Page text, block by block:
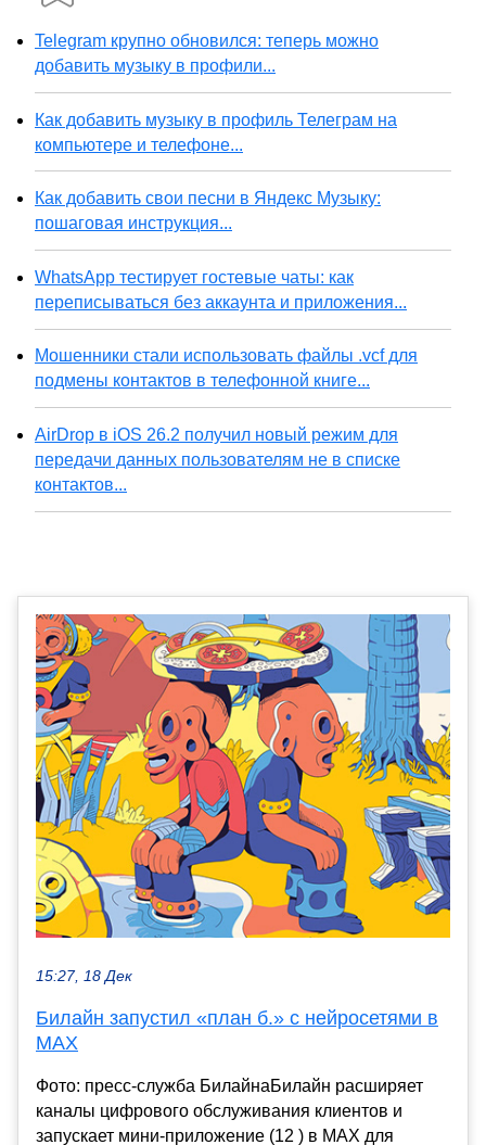
Telegram крупно обновился: теперь можно
добавить музыку в профили...
Как добавить музыку в профиль Телеграм на
компьютере и телефоне...
Как добавить свои песни в Яндекс Музыку:
пошаговая инструкция...
WhatsApp тестирует гостевые чаты: как
переписываться без аккаунта и приложения...
Мошенники стали использовать файлы .vcf для
подмены контактов в телефонной книге...
AirDrop в iOS 26.2 получил новый режим для
передачи данных пользователям не в списке
контактов...
15:27, 18 Дек
Билайн запустил «план б.» с нейросетями в
MAX
Фото: пресс-служба БилайнаБилайн расширяет
каналы цифрового обслуживания клиентов и
запускает мини-приложение (12 ) в MAX для